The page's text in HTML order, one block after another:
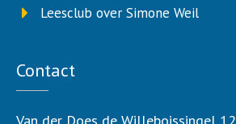
Leesclub over Simone Weil
Contact
Van der Does de Willeboissingel 12